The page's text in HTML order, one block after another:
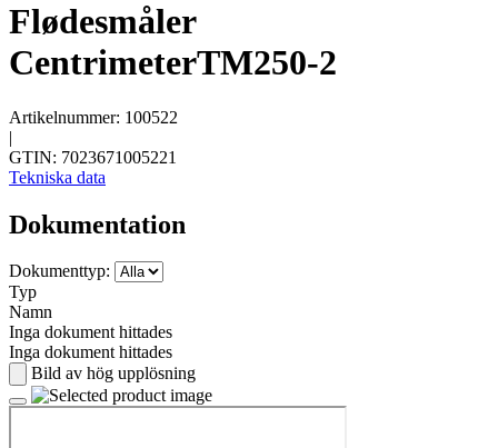
Flødesmåler
CentrimeterTM250-2
Artikelnummer: 100522
|
GTIN: 7023671005221
Tekniska data
Dokumentation
Dokumenttyp:
Typ
Namn
Inga dokument hittades
Inga dokument hittades
Bild av hög upplösning